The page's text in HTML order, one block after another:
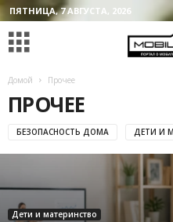
ПЯТНИЦА, 7 АВГУСТА, 2026
Домой Прочее
ПРОЧЕЕ
БЕЗОПАСНОСТЬ ДОМА ДЕТИ И
Дети и материнство